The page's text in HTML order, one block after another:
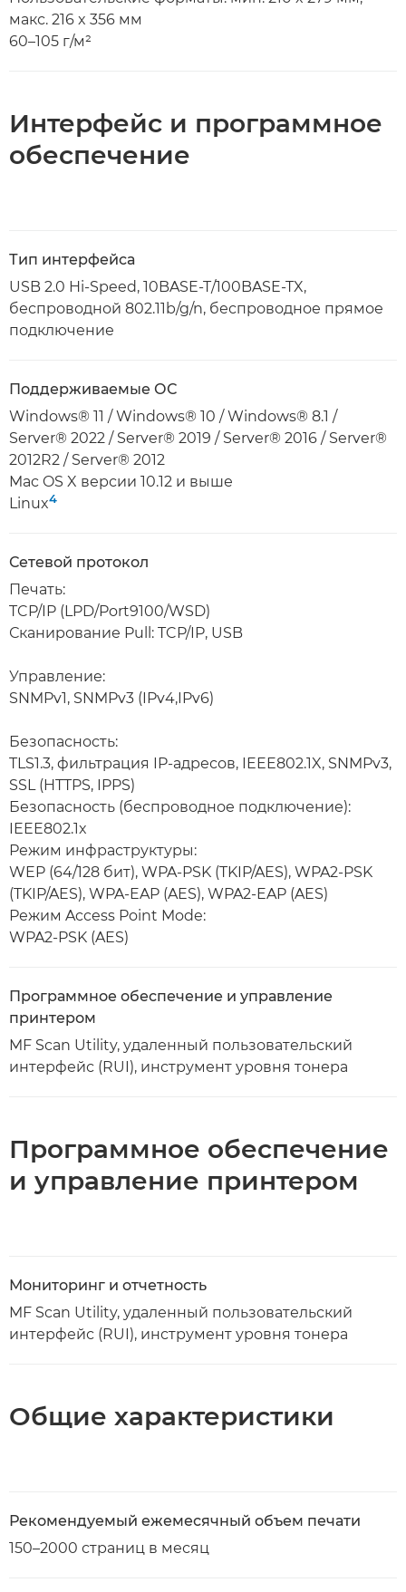
макс. 216 x 356 мм
60–105 г/м²
Интерфейс и программное
обеспечение
Тип интерфейса
USB 2.0 Hi-Speed, 10BASE-T/100BASE-TX,
беспроводной 802.11b/g/n, беспроводное прямое
подключение
Поддерживаемые ОС
Windows® 11 / Windows® 10 / Windows® 8.1 /
Server® 2022 / Server® 2019 / Server® 2016 / Server®
2012R2 / Server® 2012
Mac OS X версии 10.12 и выше
Linux4
Сетевой протокол
Печать:
TCP/IP (LPD/Port9100/WSD)
Сканирование Pull: TCP/IP, USB
Управление:
SNMPv1, SNMPv3 (IPv4,IPv6)
Безопасность:
TLS1.3, фильтрация IP-адресов, IEEE802.1X, SNMPv3,
SSL (HTTPS, IPPS)
Безопасность (беспроводное подключение):
IEEE802.1x
Режим инфраструктуры:
WEP (64/128 бит), WPA-PSK (TKIP/AES), WPA2-PSK
(TKIP/AES), WPA-EAP (AES), WPA2-EAP (AES)
Режим Access Point Mode:
WPA2-PSK (AES)
Программное обеспечение и управление
принтером
MF Scan Utility, удаленный пользовательский
интерфейс (RUI), инструмент уровня тонера
Программное обеспечение
и управление принтером
Мониторинг и отчетность
MF Scan Utility, удаленный пользовательский
интерфейс (RUI), инструмент уровня тонера
Общие характеристики
Рекомендуемый ежемесячный объем печати
150–2000 страниц в месяц